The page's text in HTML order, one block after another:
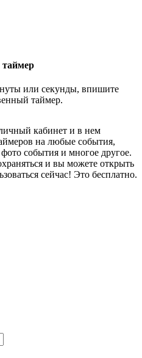
таймер
или секунды, впишите
таймер.
кабинет и в нем
на любые события,
события и многое другое.
и вы можете открыть
сейчас! Это бесплатно.